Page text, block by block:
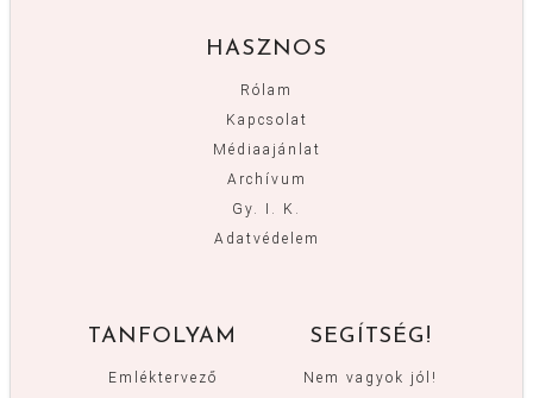
HASZNOS
Rólam
Kapcsolat
Médiaajánlat
Archívum
Gy. I. K.
Adatvédelem
TANFOLYAM
Emléktervező
SEGÍTSÉG!
Nem vagyok jól!